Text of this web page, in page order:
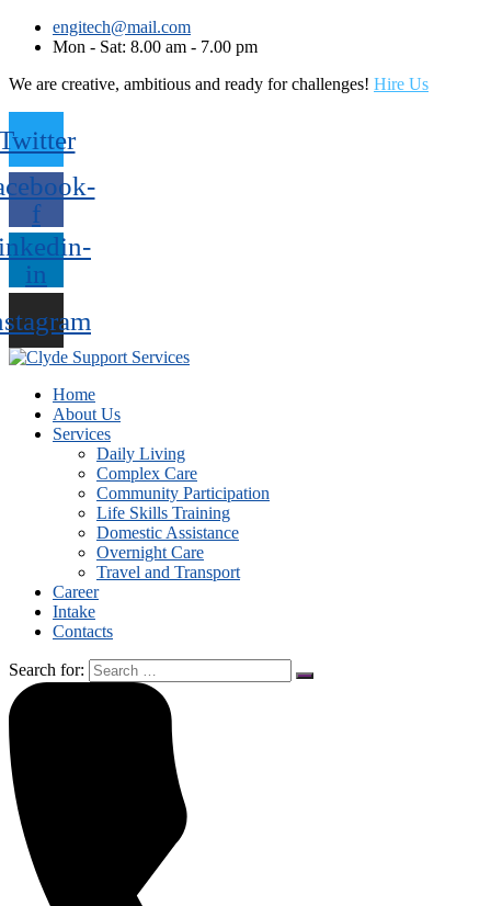
engitech@mail.com
Mon - Sat: 8.00 am - 7.00 pm
We are creative, ambitious and ready for challenges! Hire Us
f
in
Home
About Us
Services
Daily Living
Complex Care
Community Participation
Life Skills Training
Domestic Assistance
Overnight Care
Travel and Transport
Career
Intake
Contacts
Search for: